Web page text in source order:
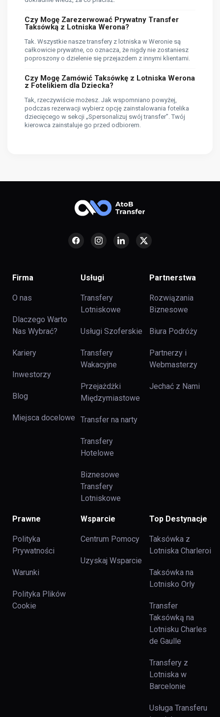
Czy Mogę Zarezerwować Prywatny Transfer
Taksówką z Lotniska Werona?
Tak. Wszystkie nasze transfery z lotniska w Weronie są
całkowicie prywatne, co oznacza, że ​​nigdy nie zostaniesz
poproszony o dzielenie się przejazdem z innymi klientami.
Czy Mogę Zamówić Taksówkę z Lotniska Werona
z Fotelikiem dla Dziecka?
Tak, rzeczywiście możesz. Jak wspomniano powyżej,
podczas rezerwacji wybierz opcję zainstalowania fotelika
dziecięcego w sekcji „Spersonalizuj swój transfer”. Twój
kierowca zainstaluje go przed odbiorem.
Firma
O nas
Dlaczego Warto
Nas Wybrać?
Kariery
Inwestorzy
Blog
Miejsca docelowe
Usługi
Transfery
Lotniskowe
Usługi Szoferskie
Transfery
Wakacyjne
Przejażdżki
Międzymiastowe
Transfer na narty
Transfery
Hotelowe
Biznesowe
Transfery
Lotniskowe
Partnerstwa
Rozwiązania
Biznesowe
Biura Podróży
Partnerzy i
Webmasterzy
Jechać z Nami
Prawne
Polityka
Prywatności
Warunki
Polityka Plików
Cookie
Wsparcie
Centrum Pomocy
Uzyskaj Wsparcie
Top Destynacje
Taksówka z
Lotniska Charleroi
Taksówka na
Lotnisko Orly
Transfer
Taksówką na
Lotnisku Charles
de Gaulle
Transfery z
Lotniska w
Barcelonie
Usługa Transferu